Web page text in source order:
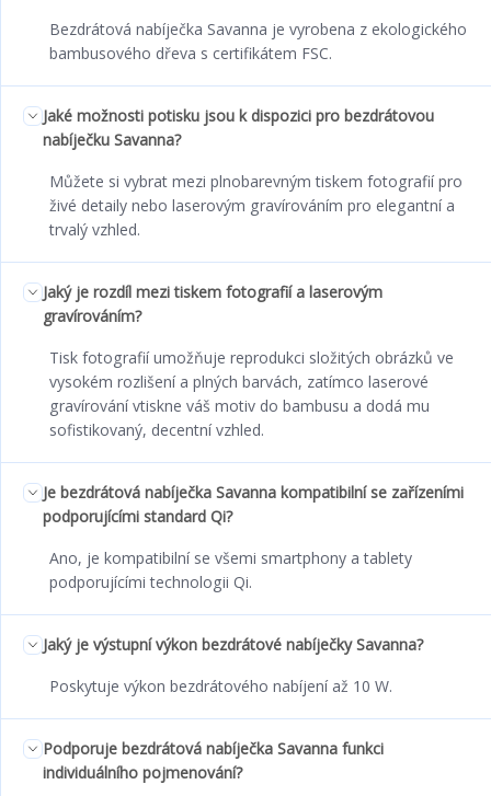
Bezdrátová nabíječka Savanna je vyrobena z ekologického
bambusového dřeva s certifikátem FSC.
Jaké možnosti potisku jsou k dispozici pro bezdrátovou
nabíječku Savanna?
Můžete si vybrat mezi plnobarevným tiskem fotografií pro
živé detaily nebo laserovým gravírováním pro elegantní a
trvalý vzhled.
Jaký je rozdíl mezi tiskem fotografií a laserovým
gravírováním?
Tisk fotografií umožňuje reprodukci složitých obrázků ve
vysokém rozlišení a plných barvách, zatímco laserové
gravírování vtiskne váš motiv do bambusu a dodá mu
sofistikovaný, decentní vzhled.
Je bezdrátová nabíječka Savanna kompatibilní se zařízeními
podporujícími standard Qi?
Ano, je kompatibilní se všemi smartphony a tablety
podporujícími technologii Qi.
Jaký je výstupní výkon bezdrátové nabíječky Savanna?
Poskytuje výkon bezdrátového nabíjení až 10 W.
Podporuje bezdrátová nabíječka Savanna funkci
individuálního pojmenování?